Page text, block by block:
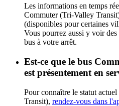
Les informations en temps
Commuter (Tri-Valley
(disponibles pour certaines
Vous pourrez aussi y voir
bus à votre arrêt.
Est-ce que le bus
est présentement en
Pour connaître le statut
Transit), rendez-vous dans